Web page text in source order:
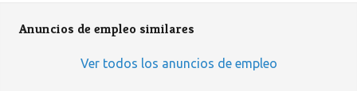
Anuncios de empleo similares
Ver todos los anuncios de empleo